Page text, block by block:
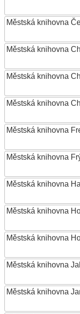
Městská knihovna
Městská knihovna
Městská knihovna
Městská knihovna
Městská knihovna
Městská knihovna
Městská knihovna
Městská knihovna
Městská knihovna
Městská knihovna
Městská knihovna